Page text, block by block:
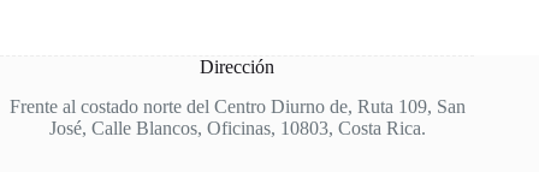
Dirección
Frente al costado norte del Centro Diurno de, Ruta 109, San
José, Calle Blancos, Oficinas, 10803, Costa Rica.